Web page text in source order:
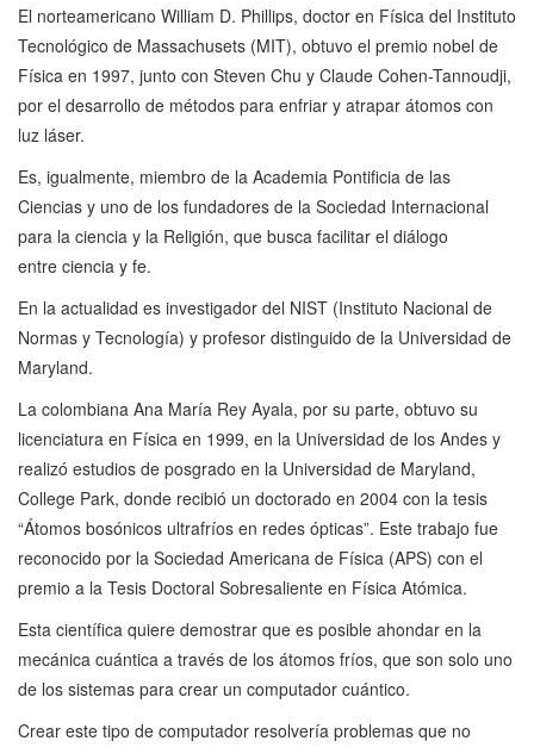
El norteamericano William D. Phillips, doctor en Física del Instituto
Tecnológico de Massachusets (MIT), obtuvo el premio nobel de
Física en 1997, junto con Steven Chu y Claude Cohen-Tannoudji,
por el desarrollo de métodos para enfriar y atrapar átomos con
luz láser.
Es, igualmente, miembro de la Academia Pontificia de las
Ciencias y uno de los fundadores de la Sociedad Internacional
para la ciencia y la Religión, que busca facilitar el diálogo
entre ciencia y fe.
En la actualidad es investigador del NIST (Instituto Nacional de
Normas y Tecnología) y profesor distinguido de la Universidad de
Maryland.
La colombiana Ana María Rey Ayala, por su parte, obtuvo su
licenciatura en Física en 1999, en la Universidad de los Andes y
realizó estudios de posgrado en la Universidad de Maryland,
College Park, donde recibió un doctorado en 2004 con la tesis
“Átomos bosónicos ultrafríos en redes ópticas”. Este trabajo fue
reconocido por la Sociedad Americana de Física (APS) con el
premio a la Tesis Doctoral Sobresaliente en Física Atómica.
Esta científica quiere demostrar que es posible ahondar en la
mecánica cuántica a través de los átomos fríos, que son solo uno
de los sistemas para crear un computador cuántico.
Crear este tipo de computador resolvería problemas que no